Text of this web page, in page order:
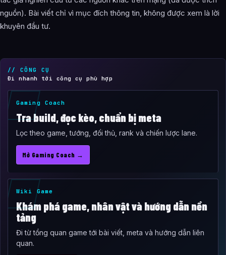
nguồn). Bài viết chỉ vì mục đích thông tin, không được xem là lời
khuyên đầu tư.
// CÔNG CỤ
Đi nhanh tới công cụ phù hợp
Gaming Coach
Tra build, đọc kèo, chuẩn bị meta
Lọc theo game, tướng, đối thủ, rank và chiến lược lane.
Mở Gaming Coach →
Wiki Game
Khám phá game, nhân vật và hướng dẫn nền
tảng
Đi từ tổng quan game tới bài viết, meta và hướng dẫn liên
quan.